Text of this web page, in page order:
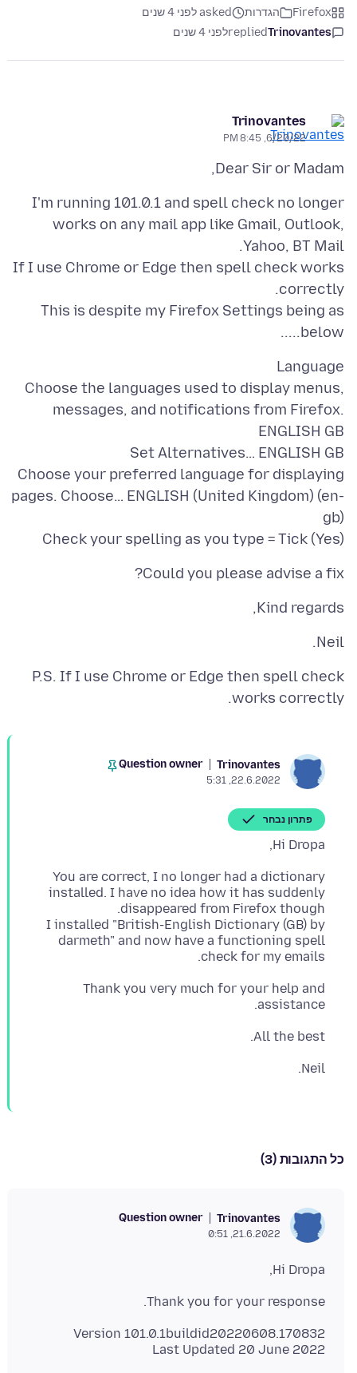
Firefox הגדרות
asked לפני 4 שנים
Trinovantes
repliedלפני 4 שנים
Trinovantes
6/20/22, 8:45 PM
Dear Sir or Madam,
I'm running 101.0.1 and spell check no longer
works on any mail app like Gmail, Outlook,
If I use Chrome or Edge then spell check works
This is despite my Firefox Settings being as
below.....
Choose the languages used to display menus,
messages, and notifications from Firefox.
Choose your preferred language for displaying
pages. Choose… ENGLISH (United Kingdom) (en-
Check your spelling as you type = Tick (Yes)
Could you please advise a fix?
Kind regards,
Neil.
P.S. If I use Chrome or Edge then spell check
works correctly.
Trinovantes
Question owner
22.6.2022, 5:31
פתרון נבחר
Hi Dropa,
You are correct, I no longer had a dictionary
installed. I have no idea how it has suddenly
I installed "British-English Dictionary (GB) by
darmeth" and now have a functioning spell
check for my emails.
Thank you very much for your help and
assistance.
All the best.
Neil.
כל התגובות (3)
Trinovantes
Question owner
21.6.2022, 0:51
Hi Dropa,
Thank you for your response.
Last Updated 20 June 2022